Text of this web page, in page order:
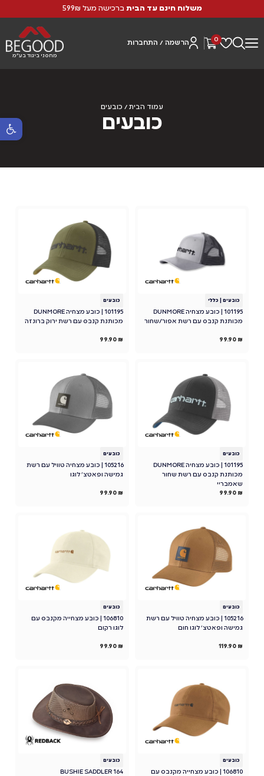
פתח
משלוח חינם עד הבית ברכישה מעל 599₪
0 הרשמה / התחברות
מחסני ביגוד בע"מ
עמוד הבית / כובעים
כובעים
כובעים כללי
101195 | כובע מצחיה DUNMORE
מכותנת קנבס עם רשת אפור/שחור
99.90 ₪
כובעים
101195 | כובע מצחיה DUNMORE
מכותנת קנבס עם רשת ירוק ברונזה
99.90 ₪
כובעים
101195 | כובע מצחיה DUNMORE
מכותנת קנבס עם רשת שחור
שאמבריי
99.90 ₪
כובעים
105216 | כובע מצחיה טוויל עם רשת
גמישה ופאטצ' לוגו
99.90 ₪
כובעים
105216 | כובע מצחיה טוויל עם רשת
גמישה ופאטצ' לוגו חום
119.90 ₪
כובעים
106810 | כובע מצחייה מקנבס עם
לוגו רקום
99.90 ₪
כובעים
106810 | כובע מצחייה מקנבס עם
כובעים
BUSHIE SADDLER 164